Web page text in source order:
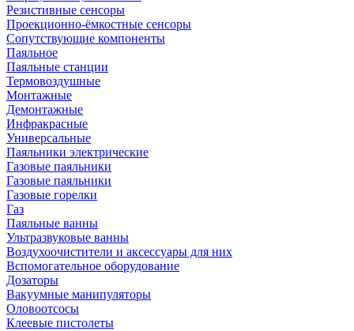
Резистивные сенсоры
Проекционно-ёмкостные сенсоры
Сопутствующие компоненты
Паяльное
Паяльные станции
Термовоздушные
Монтажные
Демонтажные
Инфракрасные
Универсальные
Паяльники электрические
Газовые паяльники
Газовые паяльники
Газовые горелки
Газ
Паяльные ванны
Ультразвуковые ванны
Воздухоочистители и аксессуары для них
Вспомогательное оборудование
Дозаторы
Вакуумные манипуляторы
Оловоотсосы
Клеевые пистолеты